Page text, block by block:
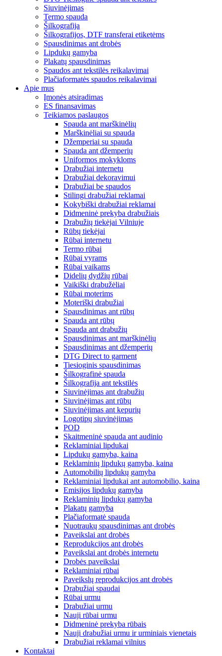
Siuvinėjimas
Termo spauda
Šilkografija
Šilkografijos, DTF transferai etiketėms
Spausdinimas ant drobės
Lipdukų gamyba
Plakatų spausdinimas
Spaudos ant tekstilės reikalavimai
Plačiaformatės spaudos reikalavimai
Apie mus
Įmonės atsiradimas
ES finansavimas
Teikiamos paslaugos
Spauda ant marškinėlių
Marškinėliai su spauda
Džemperiai su spauda
Spauda ant džemperių
Uniformos mokykloms
Drabužiai internetu
Drabužiai dekoravimui
Drabužiai be spaudos
Stilingi drabužiai reklamai
Kokybiški drabužiai reklamai
Didmeninė prekyba drabužiais
Drabužių tiekėjai Vilniuje
Rūbų tiekėjai
Rūbai internetu
Termo rūbai
Rūbai vyrams
Rūbai vaikams
Didelių dydžių rūbai
Vaikiški drabužėliai
Rūbai moterims
Moteriški drabužiai
Spausdinimas ant rūbų
Spauda ant rūbų
Spauda ant drabužių
Spausdinimas ant marškinėlių
Spausdinimas ant džemperių
DTG Direct to garment
Tiesioginis spausdinimas
Šilkografinė spauda
Šilkografija ant tekstilės
Siuvinėjimas ant drabužių
Siuvinėjimas ant rūbų
Siuvinėjimas ant kepurių
Logotipų siuvinėjimas
POD
Skaitmeninė spauda ant audinio
Reklaminiai lipdukai
Lipdukų gamyba, kaina
Reklaminių lipdukų gamyba, kaina
Automobilių lipdukų gamyba
Reklaminiai lipdukai ant automobilio, kaina
Emisijos lipdukų gamyba
Reklaminių lipdukų gamyba
Plakatų gamyba
Plačiaformatė spauda
Nuotraukų spausdinimas ant drobės
Paveikslai ant drobės
Reprodukcijos ant drobės
Paveikslai ant drobės internetu
Drobės paveikslai
Reklaminiai rūbai
Paveikslų reprodukcijos ant drobės
Drabužiai spaudai
Rūbai urmu
Drabužiai urmu
Nauji rūbai urmu
Didmeninė prekyba rūbais
Nauji drabužiai urmu ir urminiais vienetais
Drabužiai reklamai vilnius
Kontaktai